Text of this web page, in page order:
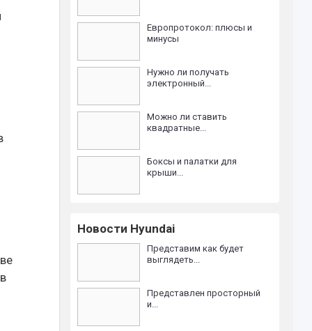
Европротокол: плюсы и
минусы
Нужно ли получать
электронный...
Можно ли ставить
квадратные...
Боксы и палатки для
крыши...
Новости Hyundai
Представим как будет
выглядеть...
Представлен просторный
и...